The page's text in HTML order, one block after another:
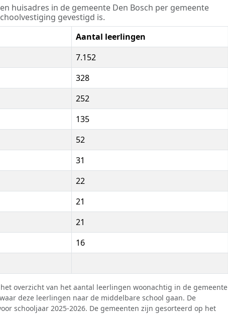
huisadres in de gemeente Den Bosch per gemeente
gevestigd is.
Aantal leerlingen
7.152
328
252
135
52
31
22
21
21
16
overzicht van het aantal leerlingen woonachtig in de gemeente
deze leerlingen naar de middelbare school gaan. De
schooljaar 2025-2026. De gemeenten zijn gesorteerd op het